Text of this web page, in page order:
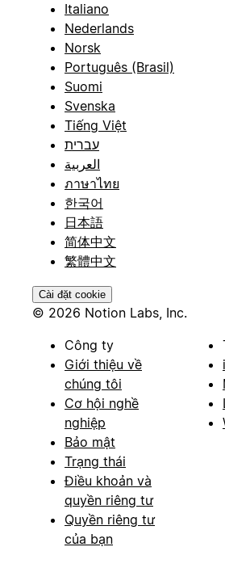
Italiano
Nederlands
Norsk
Português (Brasil)
Suomi
Svenska
Tiếng Việt
עברית
العربية
ภาษาไทย
한국어
日本語
简体中文
繁體中文
Cài đặt cookie
© 2026 Notion Labs, Inc.
Công ty
Giới thiệu về
chúng tôi
Cơ hội nghề
nghiệp
Bảo mật
Trạng thái
Điều khoản và
quyền riêng tư
Quyền riêng tư
của bạn